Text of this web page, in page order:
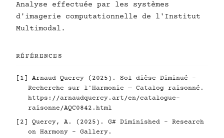
Analyse effectuée par les systèmes
d'imagerie computationnelle de l'Institut
Multimodal.
RÉFÉRENCES
[1] Arnaud Quercy (2025). Sol dièse Diminué -
Recherche sur l'Harmonie — Catalog raisonné.
https://arnaudquercy.art/en/catalogue-
raisonne/AQC0842.html
[2] Quercy, A. (2025). G# Diminished - Research
on Harmony - Gallery.